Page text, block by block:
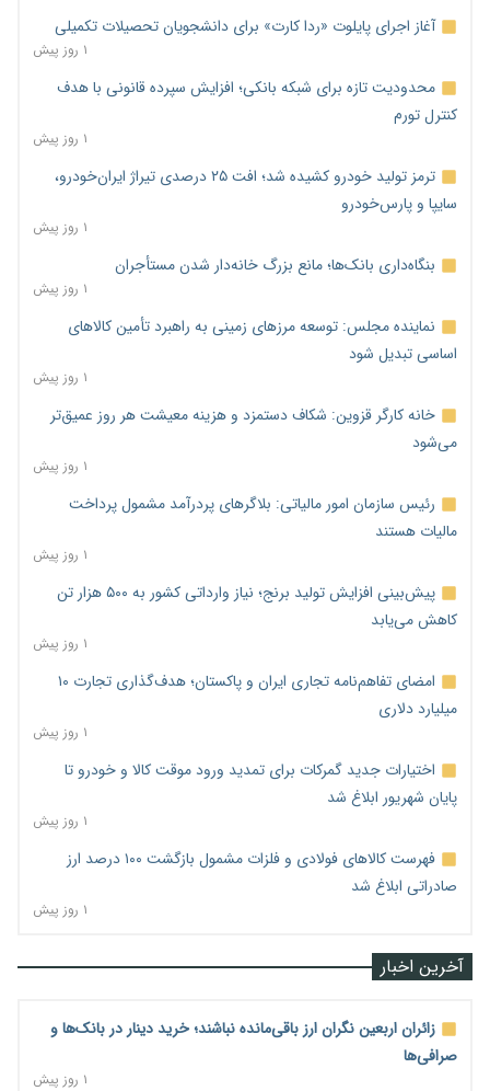
آغاز اجرای پایلوت «ردا کارت» برای دانشجویان تحصیلات تکمیلی
۱ روز پیش
محدودیت تازه برای شبکه بانکی؛ افزایش سپرده قانونی با هدف
کنترل تورم
۱ روز پیش
ترمز تولید خودرو کشیده شد؛ افت ۲۵ درصدی تیراژ ایران‌خودرو،
سایپا و پارس‌خودرو
۱ روز پیش
بنگاه‌داری بانک‌ها؛ مانع بزرگ خانه‌دار شدن مستأجران
۱ روز پیش
نماینده مجلس: توسعه مرزهای زمینی به راهبرد تأمین کالاهای
اساسی تبدیل شود
۱ روز پیش
خانه کارگر قزوین: شکاف دستمزد و هزینه معیشت هر روز عمیق‌تر
می‌شود
۱ روز پیش
رئیس سازمان امور مالیاتی: بلاگرهای پردرآمد مشمول پرداخت
مالیات هستند
۱ روز پیش
پیش‌بینی افزایش تولید برنج؛ نیاز وارداتی کشور به ۵۰۰ هزار تن
کاهش می‌یابد
۱ روز پیش
امضای تفاهم‌نامه تجاری ایران و پاکستان؛ هدف‌گذاری تجارت ۱۰
میلیارد دلاری
۱ روز پیش
اختیارات جدید گمرکات برای تمدید ورود موقت کالا و خودرو تا
پایان شهریور ابلاغ شد
۱ روز پیش
فهرست کالاهای فولادی و فلزات مشمول بازگشت ۱۰۰ درصد ارز
صادراتی ابلاغ شد
۱ روز پیش
آخرین اخبار
زائران اربعین نگران ارز باقی‌مانده نباشند؛ خرید دینار در بانک‌ها و
صرافی‌ها
۱ روز پیش